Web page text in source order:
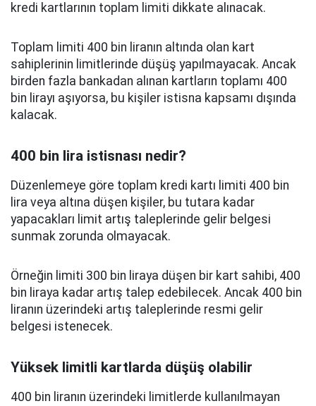
kredi kartlarının toplam limiti dikkate alınacak.
Toplam limiti 400 bin liranın altında olan kart
sahiplerinin limitlerinde düşüş yapılmayacak. Ancak
birden fazla bankadan alınan kartların toplamı 400
bin lirayı aşıyorsa, bu kişiler istisna kapsamı dışında
kalacak.
400 bin lira istisnası nedir?
Düzenlemeye göre toplam kredi kartı limiti 400 bin
lira veya altına düşen kişiler, bu tutara kadar
yapacakları limit artış taleplerinde gelir belgesi
sunmak zorunda olmayacak.
Örneğin limiti 300 bin liraya düşen bir kart sahibi, 400
bin liraya kadar artış talep edebilecek. Ancak 400 bin
liranın üzerindeki artış taleplerinde resmi gelir
belgesi istenecek.
Yüksek limitli kartlarda düşüş olabilir
400 bin liranın üzerindeki limitlerde kullanılmayan